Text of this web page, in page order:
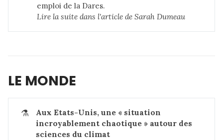
emploi de la Dares.
Lire la suite dans l'article de Sarah Dumeau
LE MONDE
⚗️
Aux Etats-Unis, une « situation
incroyablement chaotique » autour des
sciences du climat